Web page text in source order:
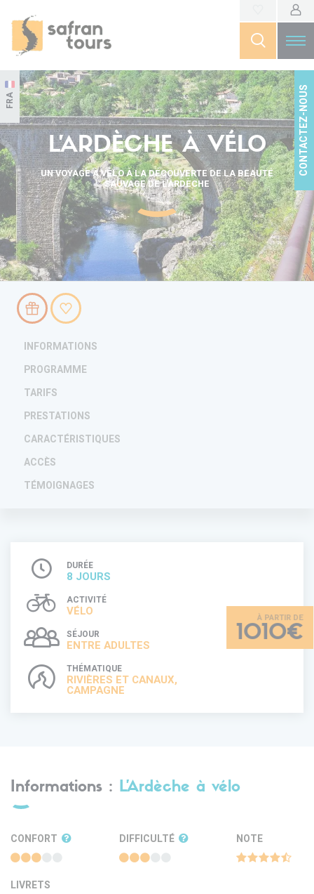
FRA CONTACTEZ-NOUS
L’ARDÈCHE À VÉLO
UN VOYAGE À VÉLO À LA DÉCOUVERTE DE LA BEAUTÉ
SAUVAGE DE L'ARDÈCHE
INFORMATIONS
PROGRAMME
TARIFS
PRESTATIONS
CARACTÉRISTIQUES
ACCÈS
TÉMOIGNAGES
DURÉE
8 JOURS
ACTIVITÉ
VÉLO
SÉJOUR
ENTRE ADULTES
THÉMATIQUE
RIVIÈRES ET CANAUX,
CAMPAGNE
1010€
Informations : L’Ardèche à vélo
CONFORT DIFFICULTÉ NOTE
LIVRETS